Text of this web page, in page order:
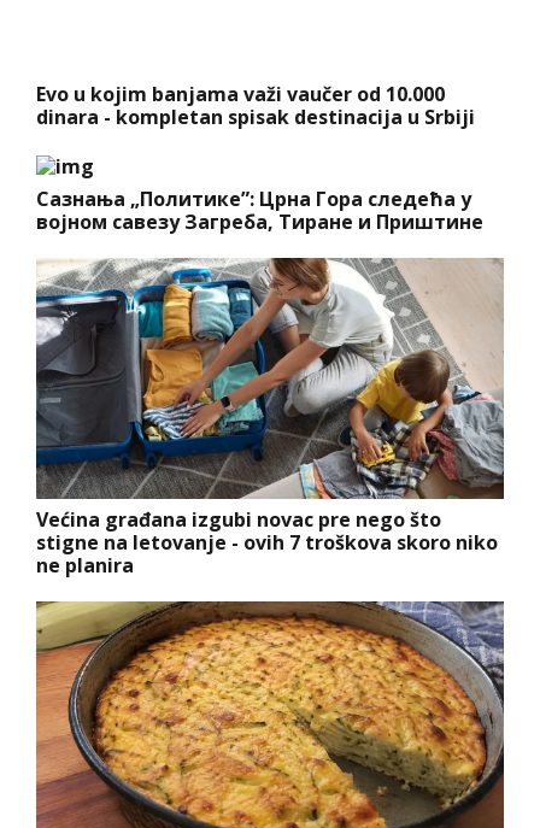
Evo u kojim banjama važi vaučer od 10.000
dinara - kompletan spisak destinacija u Srbiji
Сазнања „Политике”: Црна Гора следећа у
војном савезу Загреба, Тиране и Приштине
Većina građana izgubi novac pre nego što
stigne na letovanje - ovih 7 troškova skoro niko
ne planira